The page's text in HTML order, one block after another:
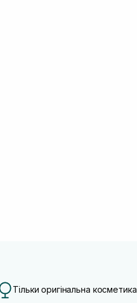
Тільки оригінальна косметика